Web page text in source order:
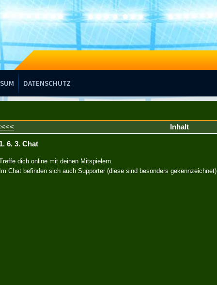
DATENSCHUTZ
Inhalt
1. 6. 3. Chat
dich online mit deinen Mitspielern.
Im Chat befinden sich auch Supporter (diese sind besonders